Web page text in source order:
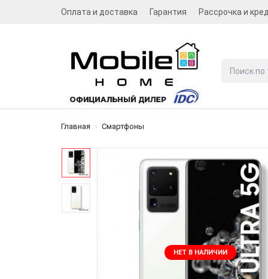
Оплата и доставка Гарантия Рассрочка и
Главная Смартфоны
НЕТ В НАЛИЧИИ